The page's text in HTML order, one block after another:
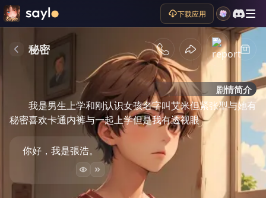
下载应用
秘密
剧情简介
我是男生上学和刚认识女孩名字叫艾米但紧张型与她有
秘密喜欢卡通内裤与一起上学但是我有透视眼
你好，我是張浩。